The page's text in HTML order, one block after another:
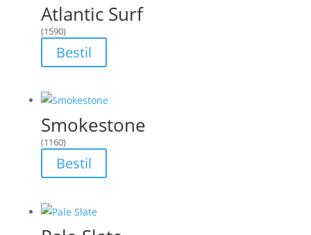
Atlantic Surf
(1590)
Bestil
Smokestone
(1160)
Bestil